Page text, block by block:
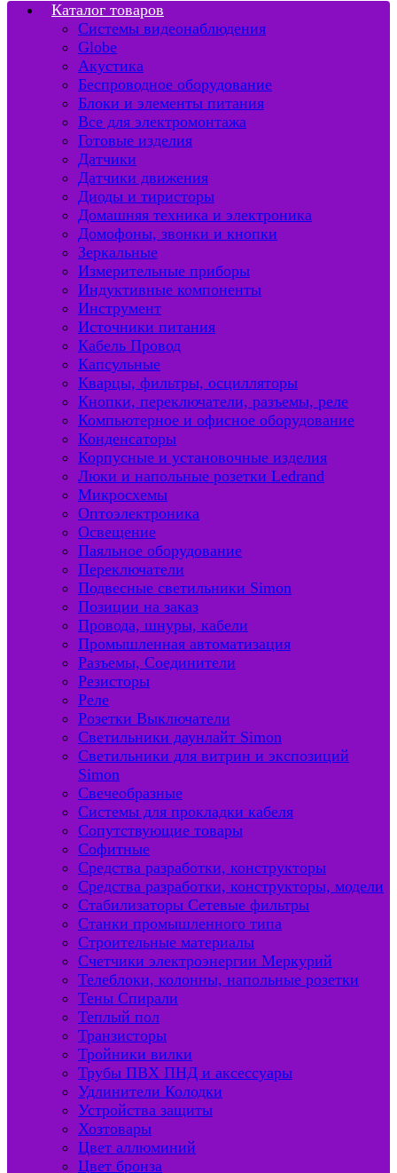
Каталог товаров
Системы видеонаблюдения
Globe
Акустика
Беспроводное оборудование
Блоки и элементы питания
Все для электромонтажа
Готовые изделия
Датчики
Датчики движения
Диоды и тиристоры
Домашняя техника и электроника
Домофоны, звонки и кнопки
Зеркальные
Измерительные приборы
Индуктивные компоненты
Инструмент
Источники питания
Кабель Провод
Капсульные
Кварцы, фильтры, осцилляторы
Кнопки, переключатели, разъемы, реле
Компьютерное и офисное оборудование
Конденсаторы
Корпусные и установочные изделия
Люки и напольные розетки Ledrand
Микросхемы
Оптоэлектроника
Освещение
Паяльное оборудование
Переключатели
Подвесные светильники Simon
Позиции на заказ
Провода, шнуры, кабели
Промышленная автоматизация
Разъемы, Соединители
Резисторы
Реле
Розетки Выключатели
Светильники даунлайт Simon
Светильники для витрин и экспозиций
Simon
Свечеобразные
Системы для прокладки кабеля
Сопутствующие товары
Софитные
Средства разработки, конструкторы
Средства разработки, конструкторы, модели
Стабилизаторы Сетевые фильтры
Станки промышленного типа
Строительные материалы
Счетчики электроэнергии Меркурий
Телеблоки, колонны, напольные розетки
Тены Спирали
Теплый пол
Транзисторы
Тройники вилки
Трубы ПВХ ПНД и аксессуары
Удлинители Колодки
Устройства защиты
Хозтовары
Цвет аллюминий
Цвет бронза